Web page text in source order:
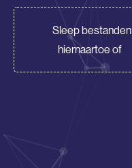
CV/Motivatie
Sleep bestanden
hiernaartoe of